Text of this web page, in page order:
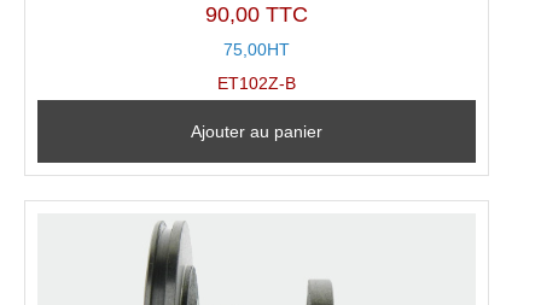
90,00 TTC
75,00HT
ET102Z-B
Ajouter au panier